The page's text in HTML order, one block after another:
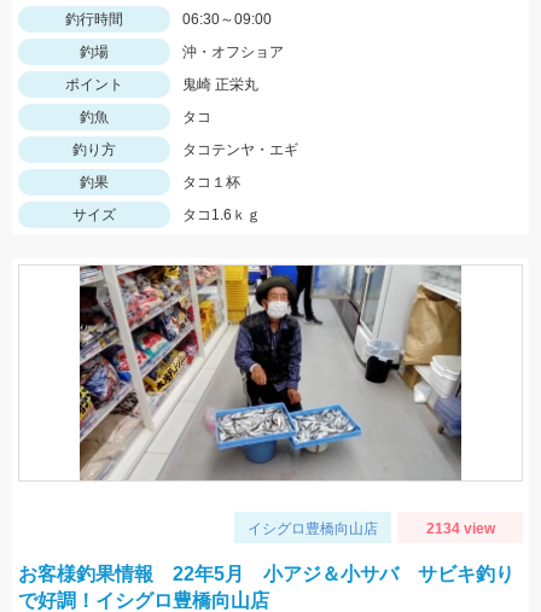
釣行時間
06:30～09:00
釣場
沖・オフショア
ポイント
鬼崎 正栄丸
釣魚
タコ
釣り方
タコテンヤ・エギ
釣果
タコ１杯
サイズ
タコ1.6ｋｇ
イシグロ豊橋向山店 2134 view
お客様釣果情報 22年5月 小アジ＆小サバ サビキ釣り
で好調！イシグロ豊橋向山店